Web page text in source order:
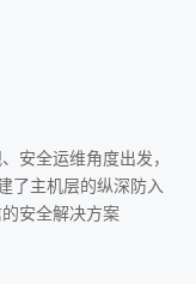
安全运维角度出发，
了主机层的纵深防入
安全解决方案